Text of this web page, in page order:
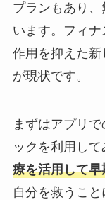
プランもあり
います。フィ
作用を抑えた
が現状です。
まずはアプリ
ックを利用して
療を活用して
自分を救うこと